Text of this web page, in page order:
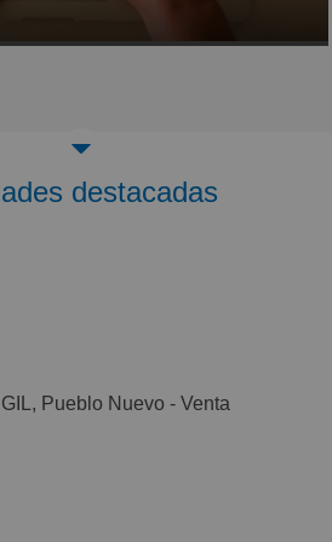
destacadas
Pueblo Nuevo - Venta